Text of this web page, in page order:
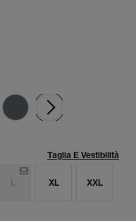
Taglia E Vestibilità
L XL XXL